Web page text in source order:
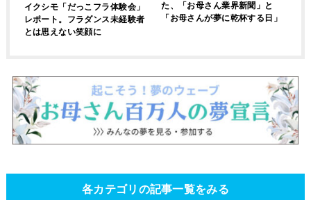
イクシモ「だっこフラ体験会」
レポート。フラダンス未経験者
とは思えない笑顔に
た、「お母さん業界新聞」と
「お母さんが夢に乾杯する日」
各カテゴリの記事一覧をみる